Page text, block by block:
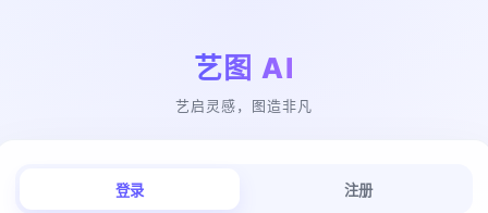
艺图 AI
艺启灵感，图造非凡
登录 注册